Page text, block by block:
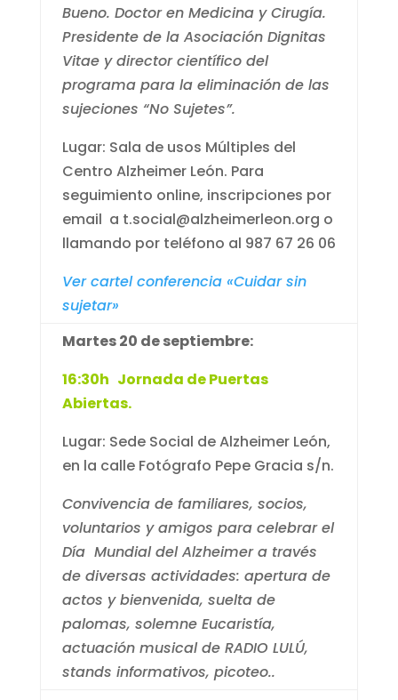
Bueno. Doctor en Medicina y Cirugía.
Presidente de la Asociación Dignitas
Vitae y director científico del
programa para la eliminación de las
sujeciones “No Sujetes”.
Lugar: Sala de usos Múltiples del
Centro Alzheimer León. Para
seguimiento online, inscripciones por
email a t.social@alzheimerleon.org o
llamando por teléfono al 987 67 26 06
Ver cartel conferencia «Cuidar sin
sujetar»
Martes 20 de septiembre:
16:30h Jornada de Puertas
Abiertas.
Lugar: Sede Social de Alzheimer León,
en la calle Fotógrafo Pepe Gracia s/n.
Convivencia de familiares, socios,
voluntarios y amigos para celebrar el
Día Mundial del Alzheimer a través
de diversas actividades: apertura de
actos y bienvenida, suelta de
palomas, solemne Eucaristía,
actuación musical de RADIO LULÚ,
stands informativos, picoteo..